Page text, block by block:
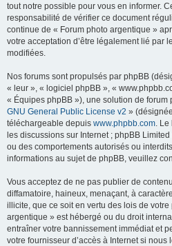
tout notre possible pour vous en informer.
responsabilité de vérifier ce document
continue de « Forum photo argentique »
votre acceptation d’être légalement lié par
modifiées.
Nos forums sont propulsés par phpBB
« leur », « logiciel phpBB », «
« Équipes phpBB »), une solution de forum
GNU General Public License v2 »
téléchargeable depuis www.phpbb.com. Le
les discussions sur Internet ; phpBB
ou des comportements autorisés ou
informations au sujet de phpBB, veuillez
Vous acceptez de ne pas publier de
diffamatoire, haineux, menaçant, à
illicite, que ce soit en vertu des lois de
argentique » est hébergé ou du droit
entraîner votre bannissement immédiat et
votre fournisseur d’accès à Internet si nous